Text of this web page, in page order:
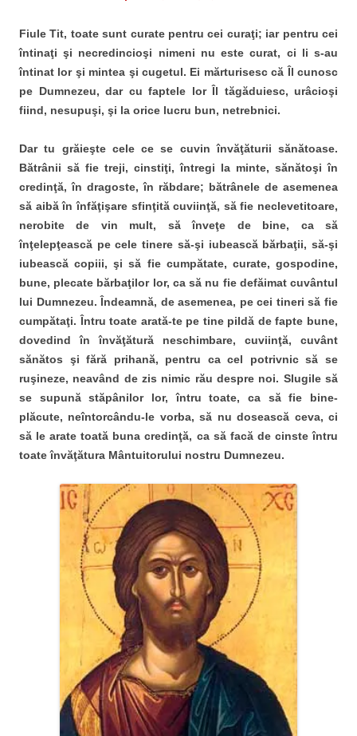
Fiule Tit, toate sunt curate pentru cei curaţi; iar pentru cei
întinaţi şi necredincioşi nimeni nu este curat, ci li s-au
întinat lor şi mintea şi cugetul. Ei mărturisesc că Îl cunosc
pe Dumnezeu, dar cu faptele lor Îl tăgăduiesc, urâcioşi
fiind, nesupuşi, şi la orice lucru bun, netrebnici.
Dar tu grăieşte cele ce se cuvin învăţăturii sănătoase.
Bătrânii să fie treji, cinstiţi, întregi la minte, sănătoşi în
credinţă, în dragoste, în răbdare; bătrânele de asemenea
să aibă în înfăţişare sfinţită cuviinţă, să fie neclevetitoare,
nerobite de vin mult, să înveţe de bine, ca să
înţelepţească pe cele tinere să-şi iubească bărbaţii, să-şi
iubească copiii, şi să fie cumpătate, curate, gospodine,
bune, plecate bărbaţilor lor, ca să nu fie defăimat cuvântul
lui Dumnezeu. Îndeamnă, de asemenea, pe cei tineri să fie
cumpătaţi. Întru toate arată-te pe tine pildă de fapte bune,
dovedind în învăţătură neschimbare, cuviinţă, cuvânt
sănătos şi fără prihană, pentru ca cel potrivnic să se
ruşineze, neavând de zis nimic rău despre noi. Slugile să
se supună stăpânilor lor, întru toate, ca să fie bine-
plăcute, neîntorcându-le vorba, să nu dosească ceva, ci
să le arate toată buna credinţă, ca să facă de cinste întru
toate învăţătura Mântuitorului nostru Dumnezeu.